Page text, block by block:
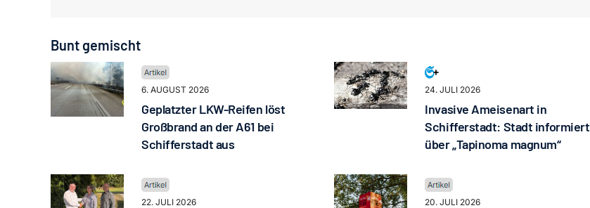
Bunt gemischt
6. AUGUST 2026
Geplatzter LKW-Reifen löst
Großbrand an der A61 bei
Schifferstadt aus
24. JULI 2026
Invasive Ameisenart in
Schifferstadt: Stadt informiert
über „Tapinoma magnum“
22. JULI 2026 20. JULI 2026